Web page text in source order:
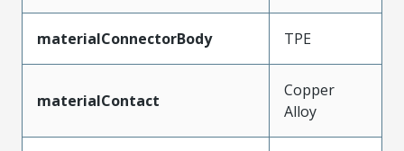
materialConnectorBody TPE
materialContact
Copper
Alloy